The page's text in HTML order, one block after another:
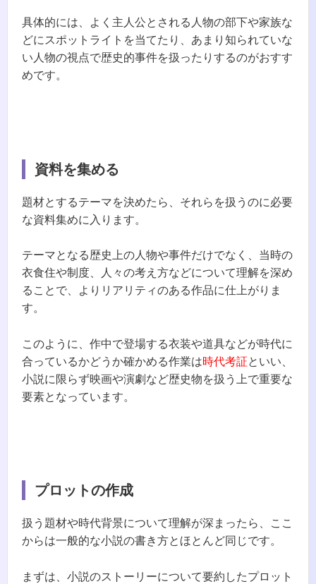
具体的には、よく主人公とされる人物の部下や家族な
どにスポットライトを当てたり、あまり知られていな
い人物の視点で歴史的事件を扱ったりするのがおすす
めです。
資料を集める
題材とするテーマを決めたら、それらを扱うのに必要
な資料集めに入ります。
テーマとなる歴史上の人物や事件だけでなく、当時の
衣食住や制度、人々の考え方などについて理解を深め
ることで、よりリアリティのある作品に仕上がりま
す。
このように、作中で登場する衣装や道具などが時代に
合っているかどうか確かめる作業は時代考証といい、
小説に限らず映画や演劇など歴史物を扱う上で重要な
要素となっています。
プロットの作成
扱う題材や時代背景について理解が深まったら、ここ
からは一般的な小説の書き方とほとんど同じです。
まずは、小説のストーリーについて要約したプロット